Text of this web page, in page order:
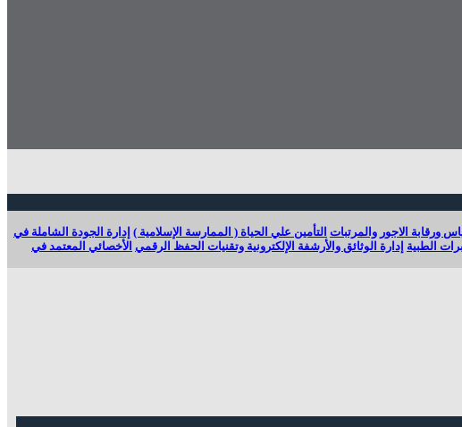
ورقابة الاجور والمرتبات التأمين علي الحياة ( الممارسة الإسلامية ) إدارة الجودة الشاملة في
الطبية إدارة الوثائق والأرشفة الإلكترونية وتقنيات الحفظ الرقمي الأخصائي المعتمد في